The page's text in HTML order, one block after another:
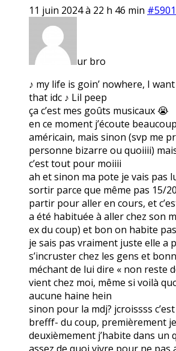
11 juin 2024 à 22 h 46 min
ur bro
♪ my life is goin’ nowhere, I
that idc ♪ Lil peep
ça c’est mes goûts musicaux 😭
en ce moment j’écoute
américain, mais sinon (svp me
personne bizarre ou quoiiii)
c’est tout pour moiiii
ah et sinon ma pote je vais pas
sortir parce que même pas 15/
partir pour aller en cours, et
a été habituée à aller chez son
ex du coup) et bon on habite
je sais pas vraiment juste elle a
s’incruster chez les gens et
méchant de lui dire « non reste
vient chez moi, même si voilà
aucune haine hein
sinon pour la mdj? jcroissss
brefff- du coup, premièrement je
deuxièmement j’habite dans un